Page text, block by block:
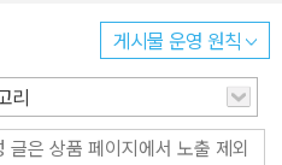
이다. 일반 독자 입장에서는 중국
움이 되는 1장과 중국의 역대 도성
흥미로울 것이다. 장안(지금의 시
이징 등 중국의 역대 도읍지에 관
힐 것이다. 베이징에 대하여 상세
게시물 운영 원칙
리